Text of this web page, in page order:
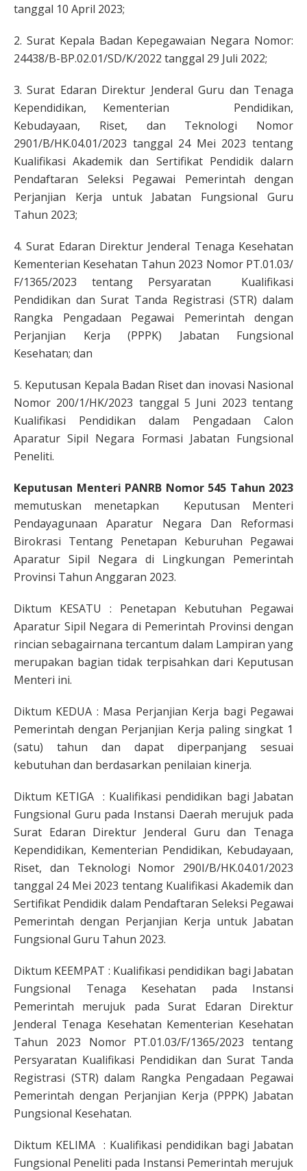
tanggal 10 April 2023;
2. Surat Kepala Badan Kepegawaian Negara Nomor:
24438/B-BP.02.01/SD/K/2022 tanggal 29 Juli 2022;
3. Surat Edaran Direktur Jenderal Guru dan Tenaga
Kependidikan, Kementerian Pendidikan,
Kebudayaan, Riset, dan Teknologi Nomor
2901/B/HK.04.01/2023 tanggal 24 Mei 2023 tentang
Kualifikasi Akademik dan Sertifikat Pendidik dalarn
Pendaftaran Seleksi Pegawai Pemerintah dengan
Perjanjian Kerja untuk Jabatan Fungsional Guru
Tahun 2023;
4. Surat Edaran Direktur Jenderal Tenaga Kesehatan
Kementerian Kesehatan Tahun 2023 Nomor PT.01.03/
F/1365/2023 tentang Persyaratan Kualifikasi
Pendidikan dan Surat Tanda Registrasi (STR) dalam
Rangka Pengadaan Pegawai Pemerintah dengan
Perjanjian Kerja (PPPK) Jabatan Fungsional
Kesehatan; dan
5. Keputusan Kepala Badan Riset dan inovasi Nasional
Nomor 200/1/HK/2023 tanggal 5 Juni 2023 tentang
Kualifikasi Pendidikan dalam Pengadaan Calon
Aparatur Sipil Negara Formasi Jabatan Fungsional
Peneliti.
Keputusan Menteri PANRB Nomor 545 Tahun 2023
memutuskan menetapkan Keputusan Menteri
Pendayagunaan Aparatur Negara Dan Reformasi
Birokrasi Tentang Penetapan Keburuhan Pegawai
Aparatur Sipil Negara di Lingkungan Pemerintah
Provinsi Tahun Anggaran 2023.
Diktum KESATU : Penetapan Kebutuhan Pegawai
Aparatur Sipil Negara di Pemerintah Provinsi dengan
rincian sebagairnana tercantum dalam Lampiran yang
merupakan bagian tidak terpisahkan dari Keputusan
Menteri ini.
Diktum KEDUA : Masa Perjanjian Kerja bagi Pegawai
Pemerintah dengan Perjanjian Kerja paling singkat 1
(satu) tahun dan dapat diperpanjang sesuai
kebutuhan dan berdasarkan penilaian kinerja.
Diktum KETIGA : Kualifikasi pendidikan bagi Jabatan
Fungsional Guru pada Instansi Daerah merujuk pada
Surat Edaran Direktur Jenderal Guru dan Tenaga
Kependidikan, Kementerian Pendidikan, Kebudayaan,
Riset, dan Teknologi Nomor 290I/B/HK.04.01/2023
tanggal 24 Mei 2023 tentang Kualifikasi Akademik dan
Sertifikat Pendidik dalam Pendaftaran Seleksi Pegawai
Pemerintah dengan Perjanjian Kerja untuk Jabatan
Fungsional Guru Tahun 2023.
Diktum KEEMPAT : Kualifikasi pendidikan bagi Jabatan
Fungsional Tenaga Kesehatan pada Instansi
Pemerintah merujuk pada Surat Edaran Direktur
Jenderal Tenaga Kesehatan Kementerian Kesehatan
Tahun 2023 Nomor PT.01.03/F/1365/2023 tentang
Persyaratan Kualifikasi Pendidikan dan Surat Tanda
Registrasi (STR) dalam Rangka Pengadaan Pegawai
Pemerintah dengan Perjanjian Kerja (PPPK) Jabatan
Pungsional Kesehatan.
Diktum KELIMA : Kualifikasi pendidikan bagi Jabatan
Fungsional Peneliti pada Instansi Pemerintah merujuk